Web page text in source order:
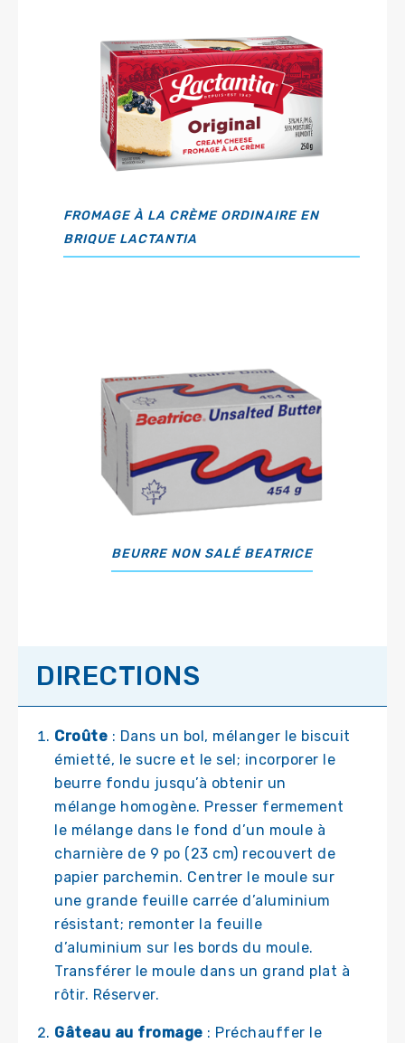
FROMAGE À LA CRÈME ORDINAIRE EN
BRIQUE LACTANTIA
BEURRE NON SALÉ BEATRICE
DIRECTIONS
Croûte : Dans un bol, mélanger le biscuit
émietté, le sucre et le sel; incorporer le
beurre fondu jusqu’à obtenir un
mélange homogène. Presser fermement
le mélange dans le fond d’un moule à
charnière de 9 po (23 cm) recouvert de
papier parchemin. Centrer le moule sur
une grande feuille carrée d’aluminium
résistant; remonter la feuille
d’aluminium sur les bords du moule.
Transférer le moule dans un grand plat à
rôtir. Réserver.
Gâteau au fromage : Préchauffer le